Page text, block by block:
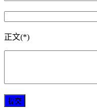
正文(*)